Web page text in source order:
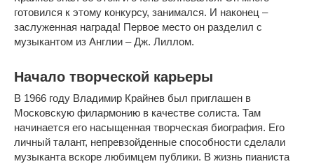
готовился к этому конкурсу, занимался. И наконец –
заслуженная награда! Первое место он разделил с
музыкантом из Англии – Дж. Лиллом.
Начало творческой карьеры
В 1966 году Владимир Крайнев был приглашен в
Московскую филармонию в качестве солиста. Там
начинается его насыщенная творческая биография. Его
личный талант, непревзойденные способности сделали
музыканта вскоре любимцем публики. В жизнь пианиста